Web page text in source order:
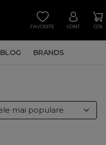
FAVORITE CONT COS
BLOG BRANDS